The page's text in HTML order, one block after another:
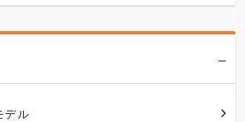
デル